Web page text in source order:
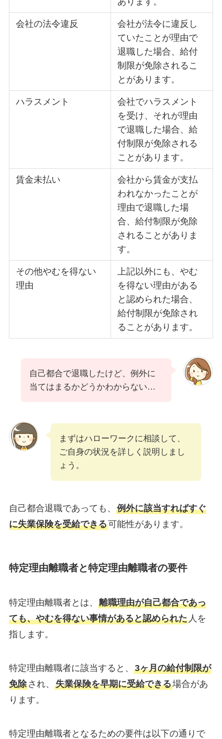
会社の法令違反
会社が法令に違反し
ていたことが理由で
退職した場合、給付
制限が免除されるこ
とがあります。
ハラスメント
会社でハラスメント
を受け、それが理由
で退職した場合、給
付制限が免除される
ことがあります。
賃金未払い
会社から賃金が支払
われなかったことが
理由で退職した場
合、給付制限が免除
されることがありま
す。
その他やむを得ない
理由
上記以外にも、やむ
を得ない理由がある
と認められた場合、
給付制限が免除され
ることがあります。
自己都合で退職したけど、例外に
当てはまるかどうかわからない…
まずはハローワークに相談して、
ご自身の状況を詳しく説明しまし
ょう。
自己都合退職であっても、 例外に該当すればすぐ
に失業保険を受給できる可能性があります。
特定理由離職者と特定理由離職者の要件
特定理由離職者とは、 離職理由が自己都合であっ
ても、やむを得ない事情があると認められた人を
指します。
特定理由離職者に該当すると、 3ヶ月の給付制限が
免除され、 失業保険を早期に受給できる場合があ
ります。
特定理由離職者となるための要件は以下の通りで